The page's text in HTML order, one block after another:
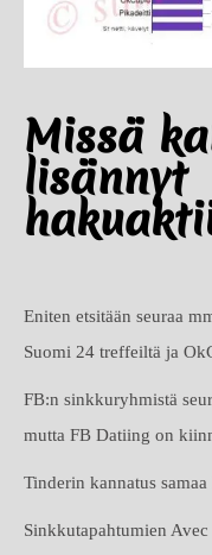
Missä
lisännyt
Eniten etsitään seuraa
Suomi 24 treffeiltä ja
FB:n sinkkuryhmistä
mutta FB Datiing on
Tinderin kannatus
Sinkkutapahtumien